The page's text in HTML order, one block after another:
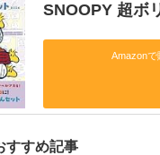
SNOOPY 超ボ
Amazonで
すすめ記事